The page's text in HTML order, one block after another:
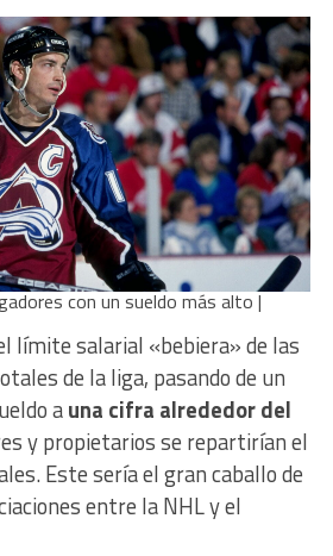
con un sueldo más alto |
límite salarial «bebiera» de las
de la liga, pasando de un
auna cifra alrededor del
y propietarios se repartirían el
Este sería el gran caballo de
entre la NHL y el